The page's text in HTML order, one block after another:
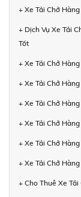
+ Xe Tải Chở
+ Dịch Vụ Xe Tải
Tốt
+ Xe Tải Chở
+ Xe Tải Chở
+ Xe Tải Chở
+ Xe Tải Chở
+ Xe Tải Chở
+ Xe Tải Chở
+ Cho Thuê Xe